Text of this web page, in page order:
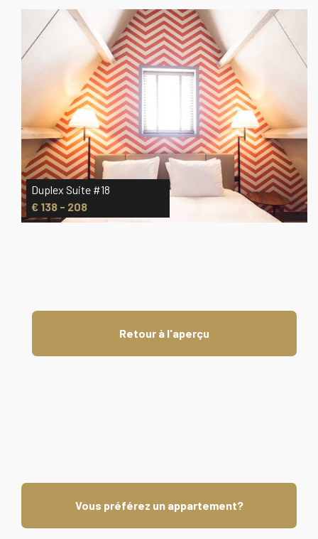
Duplex Suite #18
€ 138 - 208
Retour à l'aperçu
Vous préférez un appartement?